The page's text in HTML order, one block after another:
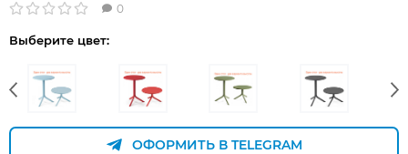
0
Выберите цвет:
ОФОРМИТЬ В TELEGRAM